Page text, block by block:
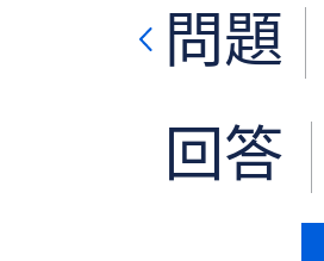
問題
回答